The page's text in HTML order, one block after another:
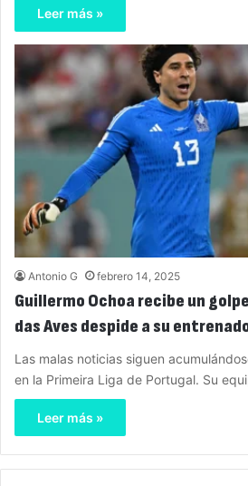
Leer más »
Antonio G febrero 14, 2025
Guillermo Ochoa recibe un
das Aves despide a su
Las malas noticias siguen
en la Primeira Liga de Portugal. Su
Leer más »